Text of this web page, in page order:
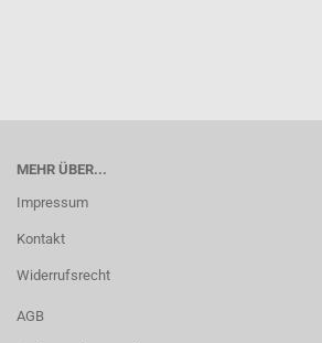
MEHR ÜBER...
Impressum
Kontakt
Widerrufsrecht
AGB